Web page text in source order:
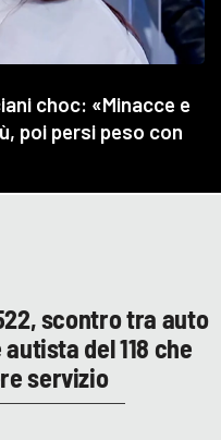
scontro tra auto
del 118 che
servizio